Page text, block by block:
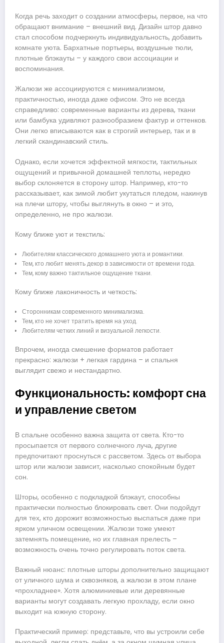
Когда речь заходит о создании атмосферы, первое, на что
обращают внимание – внешний вид. Дизайн штор давно
стал способом подчеркнуть индивидуальность, добавить
комнате уюта. Бархатные портьеры, воздушные тюли,
плотные блэкауты – у каждого свои ассоциации и
воспоминания.
Жалюзи же ассоциируются с минимализмом,
практичностью, иногда даже офисом. Это не всегда
справедливо: современные варианты из дерева, ткани
или бамбука удивляют разнообразием фактур и оттенков.
Они легко вписываются как в строгий интерьер, так и в
легкий скандинавский стиль.
Однако, если хочется эффектной мягкости, тактильных
ощущений и привычной домашней теплоты, нередко
выбор склоняется в сторону штор. Например, кто-то
рассказывает, как зимой любит укутаться пледом, накинув
на плечи штору, чтобы выглянуть в окно – и это,
определенно, не про жалюзи.
Кому ближе уют и текстиль:
Любителям классического домашнего уюта и романтики.
Тем, кто любит менять декор в зависимости от времени года.
Тем, кому важно тактильное ощущение ткани.
Кому ближе лаконичность и четкость:
Сторонникам современного минимализма.
Тем, кто не хочет тратить время на уход.
Любителям четких линий и визуальной легкости.
Впрочем, иногда смешение форматов работает
прекрасно: жалюзи + легкая гардина – и спальня
выглядит свежо и нестандартно.
Функциональность: комфорт сна
и управление светом
В спальне особенно важна защита от света. Кто-то
просыпается от первого солнечного луча, другие
предпочитают проснуться с рассветом. Здесь от выбора
штор или жалюзи зависит, насколько спокойным будет
сон.
Шторы, особенно с подкладкой блэкаут, способны
практически полностью блокировать свет. Они подойдут
для тех, кто дорожит возможностью выспаться даже при
ярком уличном освещении. Жалюзи тоже умеют
затемнять помещение, но их главная прелесть –
возможность очень точно регулировать поток света.
Важный нюанс: плотные шторы дополнительно защищают
от уличного шума и сквозняков, а жалюзи в этом плане
«прохладнее». Хотя алюминиевые или деревянные
варианты могут создавать легкую прохладу, если окно
выходит на южную сторону.
Практический пример: представьте, что вы устроили себе